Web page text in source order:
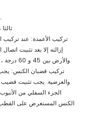
معدات الاختبار: استخدم مفتاح عزم الدوران للاختبار.
إزالته إلا بعد تثبيت
والأرض بين 45 و 60 درجة ، ويجب ألا تتجاوز المسافة إلى العقدة الرئيسية 300.
تركيب قضبان الكنس:
الجزء السفلي من
الكنس المستعرض على